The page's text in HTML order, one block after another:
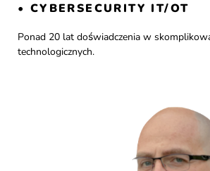
• CYBERSECURITY IT/OT
Ponad 20 lat doświadczenia w
technologicznych.